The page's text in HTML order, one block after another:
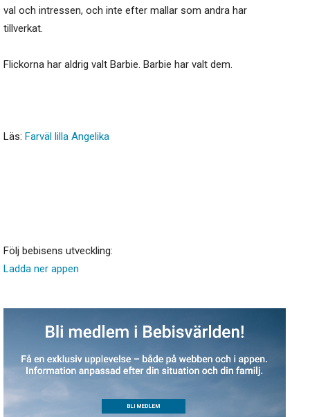
val och intressen, och inte efter mallar som andra har
tillverkat.
Flickorna har aldrig valt Barbie. Barbie har valt dem.
Läs: Farväl lilla Angelika
Följ bebisens utveckling:
Ladda ner appen